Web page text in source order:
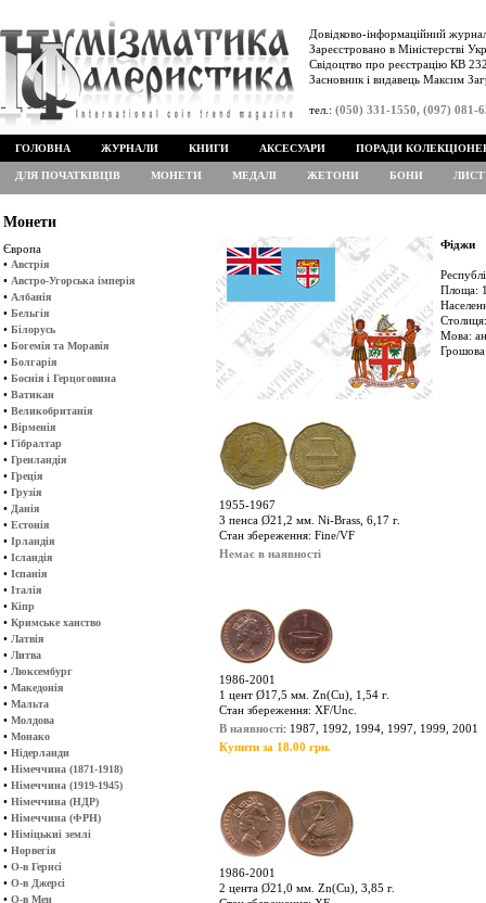
Довідково-інформаційний
Зареєстровано в Міністерстві
Свідоцтво про реєстрацію КВ
Засновник і видавець Максим
тел.: (050) 331-1550, (097) 081-
ГОЛОВНА ЖУРНАЛИ КНИГИ АКСЕСУАРИ ПОРАДИ
ДЛЯ ПОЧАТКІВЦІВ МОНЕТИ МЕДАЛІ ЖЕТОНИ БОНИ
Монети
Європа
• Австрія
• Австро-Угорська імперія
• Албанія
• Бельгія
• Білорусь
• Богемія та Моравія
• Болгарія
• Боснія і Герцоговина
• Ватикан
• Великобританія
• Вірменія
• Гібралтар
• Гренландія
• Греція
• Грузія
• Данія
• Естонія
• Ірландія
• Ісландія
• Іспанія
• Італія
• Кіпр
• Кримське ханство
• Латвія
• Литва
• Люксембург
• Македонія
• Мальта
• Молдова
• Монако
• Нідерланди
• Німеччина (1871-1918)
• Німеччина (1919-1945)
• Німеччина (НДР)
• Німеччина (ФРН)
• Німіцькиі землі
• Норвегія
• О-в Гернсі
• О-в Джерсі
• О-в Мен
Фіджи
Площа:
Мова:
1955-1967
3 пенса Ø21,2 мм. Ni-Brass, 6,17 г.
Стан збереження: Fine/VF
Немає в наявності
1986-2001
1 цент Ø17,5 мм. Zn(Cu), 1,54 г.
Стан збереження: XF/Unc.
В наявності: 1987, 1992, 1994, 1997, 1999, 2001
Купити за 18.00 грн.
1986-2001
2 цента Ø21,0 мм. Zn(Cu), 3,85 г.